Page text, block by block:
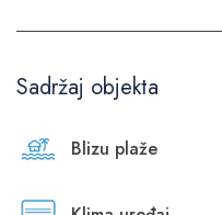
Sadržaj objekta
Blizu plaže